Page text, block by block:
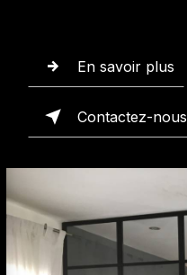
En savoir plus
Contactez-nous